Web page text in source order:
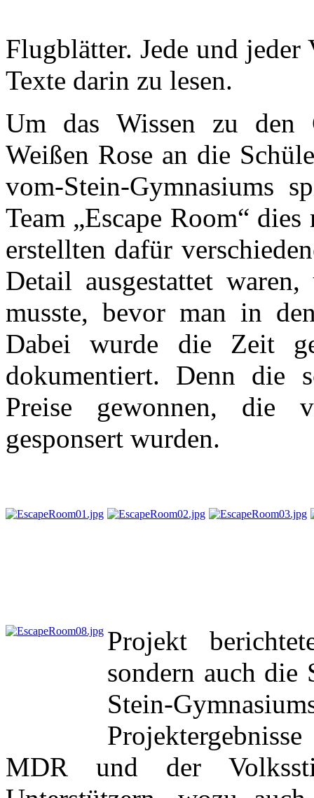
Flugblätter. Jede und jeder
Texte darin zu lesen.
Um das Wissen zu den
Weißen Rose an die
vom-Stein-Gymnasiums
Team „Escape Room“
erstellten dafür
Detail ausgestattet
musste, bevor man in
Dabei wurde die Zeit
dokumentiert. Denn die
Preise gewonnen, die
gesponsert wurden.
Projekt
sondern auch die
Stein-
MDR und der